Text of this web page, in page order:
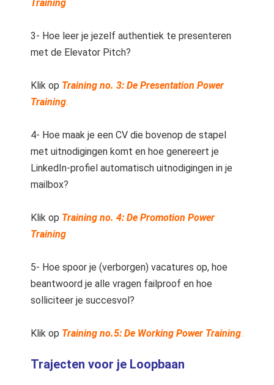
Training
3- Hoe leer je jezelf authentiek te presenteren
met de Elevator Pitch?
Klik op Training no. 3: De Presentation Power
Training.
4- Hoe maak je een CV die bovenop de stapel
met uitnodigingen komt en hoe genereert je
LinkedIn-profiel automatisch uitnodigingen in je
mailbox?
Klik op Training no. 4: De Promotion Power
Training
5- Hoe spoor je (verborgen) vacatures op, hoe
beantwoord je alle vragen failproof en hoe
solliciteer je succesvol?
Klik op Training no.5: De Working Power Training.
Trajecten voor je Loopbaan